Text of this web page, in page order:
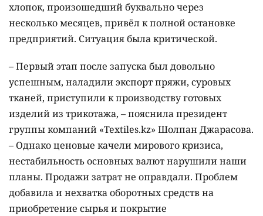
хлопок, произошедший буквально через
несколько месяцев, привёл к полной остановке
предприятий. Ситуация была критической.
– Первый этап после запуска был довольно
успешным, наладили экспорт пряжи, суровых
тканей, приступили к производству готовых
изделий из трикотажа, – пояснила президент
группы компаний «Textiles.kz» Шолпан Джарасова.
– Однако ценовые качели мирового кризиса,
нестабильность основных валют нарушили наши
планы. Продажи затрат не оправдали. Проблем
добавила и нехватка оборотных средств на
приобретение сырья и покрытие